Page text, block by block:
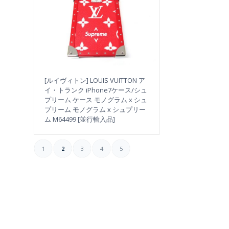
[ルイヴィトン] LOUIS VUITTON ア
イ・トランク iPhone7ケース/シュ
プリーム ケース モノグラム x シュ
プリーム モノグラム x シュプリー
ム M64499 [並行輸入品]
1 2 3 4 5